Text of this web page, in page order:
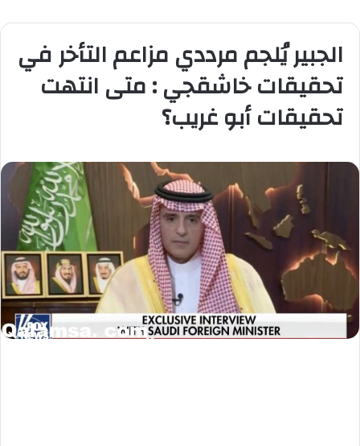
الجبير يُلجم مرددي مزاعم التأخر في
تحقيقات خاشقجي : متى انتهت
تحقيقات أبو غريب؟